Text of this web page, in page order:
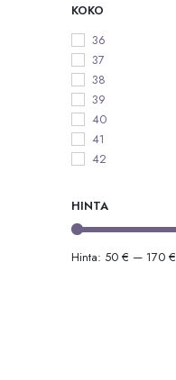
KOKO
36
37
38
39
40
41
42
HINTA
Hinta: 50 € — 170 €